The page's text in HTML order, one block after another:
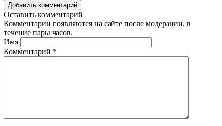
Добавить комментарий
Оставить комментарий
Комментарии появляются на сайте после модерации, в
течение пары часов.
Имя
Комментарий *